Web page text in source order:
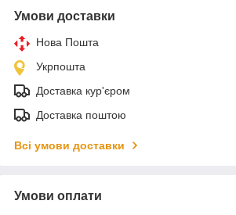
Умови доставки
Нова Пошта
Укрпошта
Доставка кур'єром
Доставка поштою
Всі умови доставки
Умови оплати